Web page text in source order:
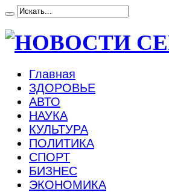
Главная
ЗДОРОВЬЕ
АВТО
НАУКА
КУЛЬТУРА
ПОЛИТИКА
СПОРТ
БИЗНЕС
ЭКОНОМИКА